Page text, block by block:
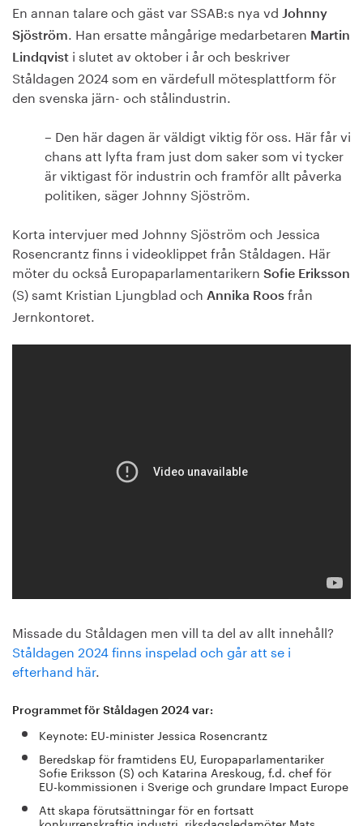
En annan talare och gäst var SSAB:s nya vd Johnny
Sjöström. Han ersatte mångårige medarbetaren Martin
Lindqvist i slutet av oktober i år och beskriver
Ståldagen 2024 som en värdefull mötesplattform för
den svenska järn- och stålindustrin.
– Den här dagen är väldigt viktig för oss. Här får vi
chans att lyfta fram just dom saker som vi tycker
är viktigast för industrin och framför allt påverka
politiken, säger Johnny Sjöström.
Korta intervjuer med Johnny Sjöström och Jessica
Rosencrantz finns i videoklippet från Ståldagen. Här
möter du också Europaparlamentarikern Sofie Eriksson
(S) samt Kristian Ljungblad och Annika Roos från
Jernkontoret.
Missade du Ståldagen men vill ta del av allt innehåll?
Ståldagen 2024 finns inspelad och går att se i
efterhand här.
Programmet för Ståldagen 2024 var:
Keynote: EU-minister Jessica Rosencrantz
Beredskap för framtidens EU, Europaparlamentariker
Sofie Eriksson (S) och Katarina Areskoug, f.d. chef för
EU-kommissionen i Sverige och grundare Impact Europe
Att skapa förutsättningar för en fortsatt